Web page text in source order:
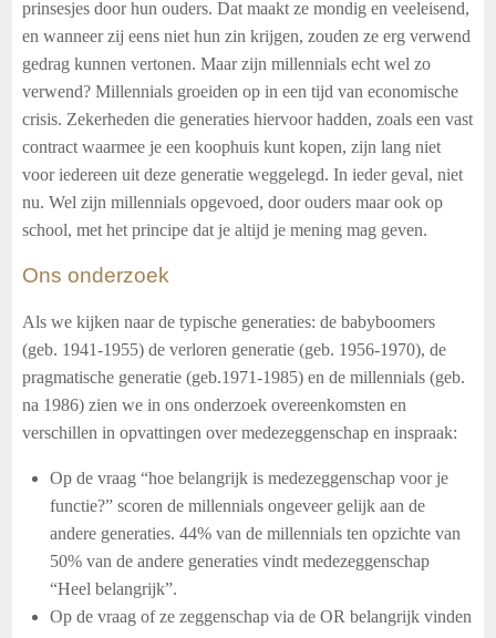
prinsesjes door hun ouders. Dat maakt ze mondig en veeleisend,
en wanneer zij eens niet hun zin krijgen, zouden ze erg verwend
gedrag kunnen vertonen. Maar zijn millennials echt wel zo
verwend? Millennials groeiden op in een tijd van economische
crisis. Zekerheden die generaties hiervoor hadden, zoals een vast
contract waarmee je een koophuis kunt kopen, zijn lang niet
voor iedereen uit deze generatie weggelegd. In ieder geval, niet
nu. Wel zijn millennials opgevoed, door ouders maar ook op
school, met het principe dat je altijd je mening mag geven.
Ons onderzoek
Als we kijken naar de typische generaties: de babyboomers
(geb. 1941-1955) de verloren generatie (geb. 1956-1970), de
pragmatische generatie (geb.1971-1985) en de millennials (geb.
na 1986) zien we in ons onderzoek overeenkomsten en
verschillen in opvattingen over medezeggenschap en inspraak:
Op de vraag “hoe belangrijk is medezeggenschap voor je
functie?” scoren de millennials ongeveer gelijk aan de
andere generaties. 44% van de millennials ten opzichte van
50% van de andere generaties vindt medezeggenschap
“Heel belangrijk”.
Op de vraag of ze zeggenschap via de OR belangrijk vinden